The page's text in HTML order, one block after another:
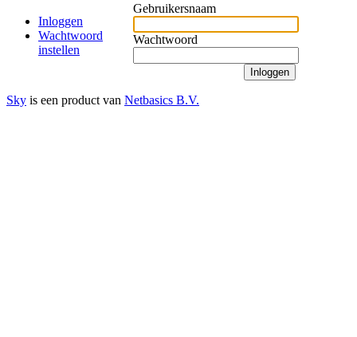
Inloggen
Wachtwoord
instellen
Gebruikersnaam
Wachtwoord
Sky is een product van Netbasics B.V.